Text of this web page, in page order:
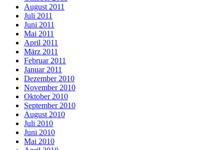
August 2011
Juli 2011
Juni 2011
Mai 2011
April 2011
März 2011
Februar 2011
Januar 2011
Dezember 2010
November 2010
Oktober 2010
September 2010
August 2010
Juli 2010
Juni 2010
Mai 2010